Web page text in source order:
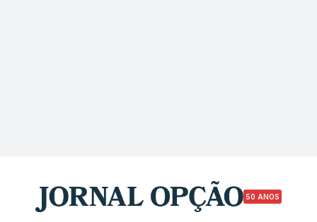
50 ANOS